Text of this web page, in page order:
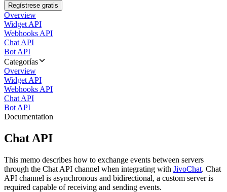
Regístrese gratis
Overview
Widget API
Webhooks API
Chat API
Bot API
Categorías
Overview
Widget API
Webhooks API
Chat API
Bot API
Documentation
Chat API
This memo describes how to exchange events between servers
through the Chat API channel when integrating with JivoChat. Chat
API channel is asynchronous and bidirectional, a custom server is
required capable of receiving and sending events.